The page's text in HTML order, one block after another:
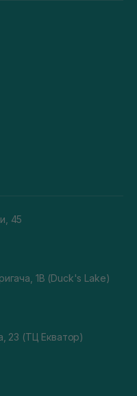
45
1В (Duck's Lake)
23 (ТЦ Екватор)